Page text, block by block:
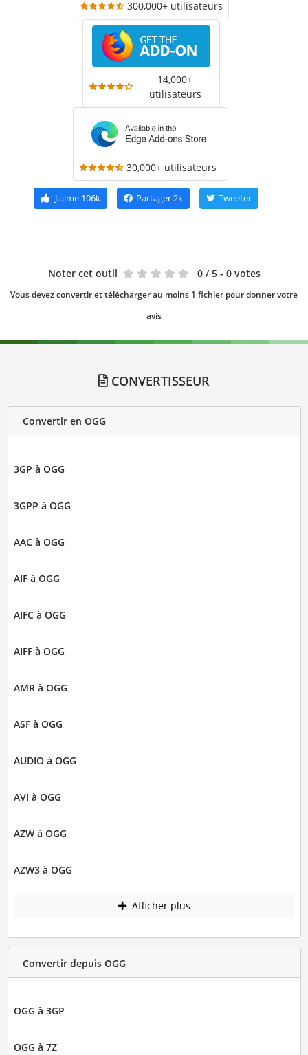
300,000+ utilisateurs
14,000+
utilisateurs
30,000+ utilisateurs
J'aime106k Partager2k Tweeter
Noter cet outil 0 / 5 - 0 votes
Vous devez convertir et télécharger au moins 1 fichier pour donner votre
avis
CONVERTISSEUR
Convertir en OGG
3GP à OGG
3GPP à OGG
AAC à OGG
AIF à OGG
AIFC à OGG
AIFF à OGG
AMR à OGG
ASF à OGG
AUDIO à OGG
AVI à OGG
AZW à OGG
AZW3 à OGG
Afficher plus
Convertir depuis OGG
OGG à 3GP
OGG à 7Z